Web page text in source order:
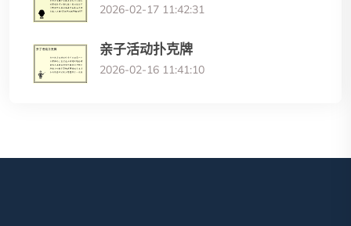
2026-02-17 11:42:31
亲子活动扑克牌
2026-02-16 11:41:10